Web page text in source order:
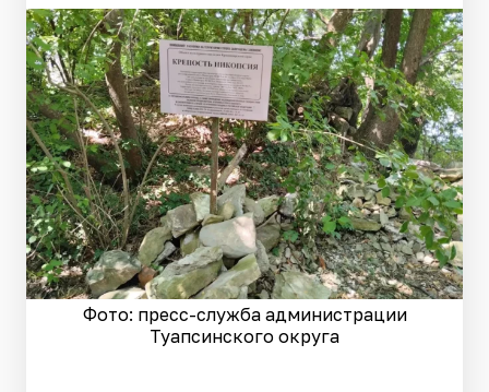
Фото: пресс-служба администрации
Туапсинского округа